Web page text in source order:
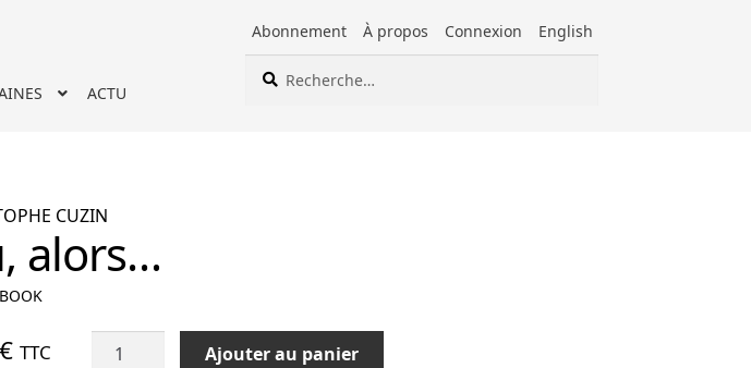
Abonnement À propos Connexion English
ACTU
Recherche
pour :
CUZIN
alors…
€ TTC
quantité
Ajouter au panier